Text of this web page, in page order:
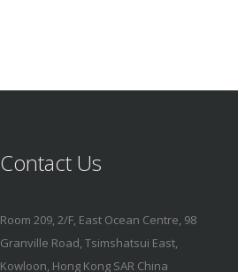
Contact Us
Room 209, 2/F, East Ocean Centre, 98
Granville Road, Tsimshatsui East,
Kowloon, Hong Kong SAR China